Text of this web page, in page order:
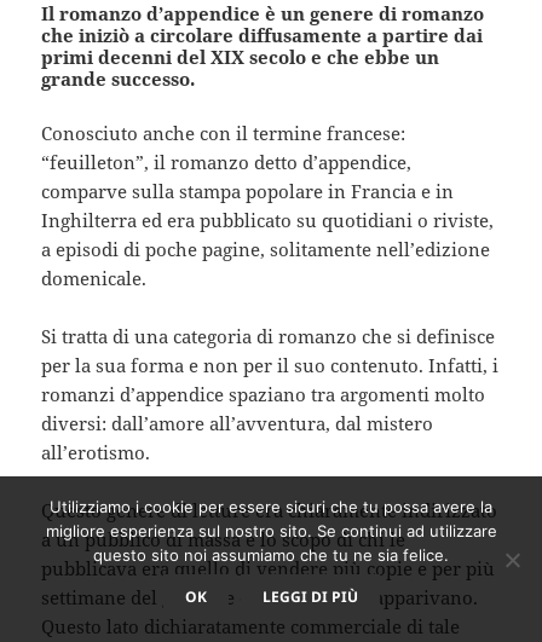
Il romanzo d’appendice è un genere di romanzo
che iniziò a circolare diffusamente a partire dai
primi decenni del XIX secolo e che ebbe un
grande successo.
Conosciuto anche con il termine francese:
“feuilleton”, il romanzo detto d’appendice,
comparve sulla stampa popolare in Francia e in
Inghilterra ed era pubblicato su quotidiani o riviste,
a episodi di poche pagine, solitamente nell’edizione
domenicale.
Si tratta di una categoria di romanzo che si definisce
per la sua forma e non per il suo contenuto. Infatti, i
romanzi d’appendice spaziano tra argomenti molto
diversi: dall’amore all’avventura, dal mistero
all’erotismo.
Questo genere di letture era chiaramente indirizzato
a un pubblico di massa e lo scopo di chi le
pubblicava era quello di vendere più copie e per più
settimane del giornale dove tali storie apparivano.
Questo lato dichiaratamente commerciale di tale
Utilizziamo i cookie per essere sicuri che tu possa avere la
migliore esperienza sul nostro sito. Se continui ad utilizzare
questo sito noi assumiamo che tu ne sia felice.
OK LEGGI DI PIÙ